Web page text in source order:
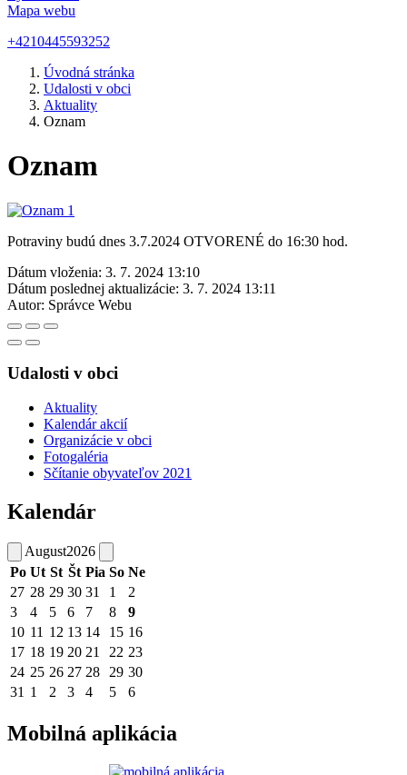
Mapa webu
+4210445593252
Úvodná stránka
Udalosti v obci
Aktuality
Oznam
Oznam
Potraviny budú dnes 3.7.2024 OTVORENÉ do 16:30 hod.
Dátum vloženia: 3. 7. 2024 13:10
Dátum poslednej aktualizácie: 3. 7. 2024 13:11
Autor: Správce Webu
Udalosti v obci
Aktuality
Kalendár akcií
Organizácie v obci
Fotogaléria
Sčítanie obyvateľov 2021
Kalendár
August2026
Po Ut St Št Pia So Ne
27 28 29 30 31 1
2
3
4 5 6 7 8
9
10 11 12 13 14 15 16
17 18 19 20 21 22 23
24 25 26 27 28 29 30
31 1 2 3 4 5 6
Mobilná aplikácia